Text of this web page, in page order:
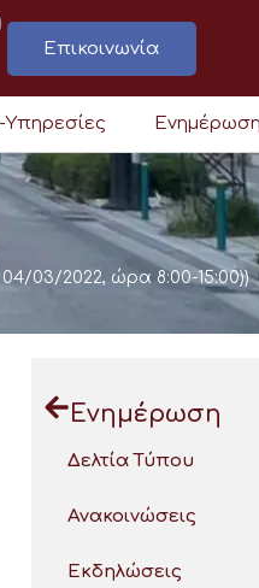
Επικοινωνία
Υπηρεσίες Ενημέρωση
03/2022, ώρα 8:00-15:00))
Ενημέρωση
Δελτία Τύπου
Ανακοινώσεις
Εκδηλώσεις